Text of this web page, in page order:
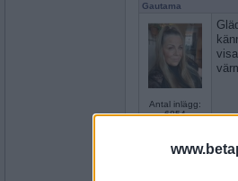
Gautama
Antal inlägg:
6854
LadySol- Ej medlem